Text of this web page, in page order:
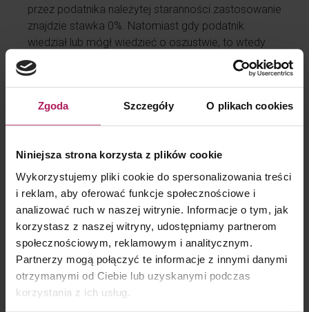
Zgoda Szczegóły O plikach cookies
Niniejsza strona korzysta z plików cookie
Wykorzystujemy pliki cookie do spersonalizowania treści
i reklam, aby oferować funkcje społecznościowe i
analizować ruch w naszej witrynie. Informacje o tym, jak
korzystasz z naszej witryny, udostępniamy partnerom
społecznościowym, reklamowym i analitycznym.
Partnerzy mogą połączyć te informacje z innymi danymi
otrzymanymi od Ciebie lub uzyskanymi podczas
korzystania z ich usług.
przez podatnika należytej staranności zastosowanie
znajdzie stawka 0%. Natomiast gdy podatnik
wiedział lub mógł wiedzieć o oszustwie, to wtedy
dostawa nie podlega opodatkowaniu
i nie przysługuje
prawo do odliczenia VAT
naliczonego.
Znaczenie dla podatników
dokonują transakcji WDT. Wpisuje się
on w dotychczasową linię orzeczniczą,
podkreślając, że dla rozstrzygnięcia, czy dostawie
towarów na rzecz oszusta przysługuje stawka 0%
kluczowa jest ocenazachowania
należytejstaranności. Z tego powodu podatnicy
dokonujący transakcj itransgranicznych powinni
wdrożyć odpowiednie metody i procedury
sprawdzania kontrahentów.